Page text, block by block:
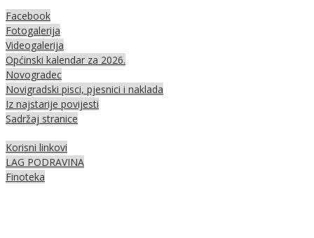
Facebook
Fotogalerija
Videogalerija
Općinski kalendar za 2026.
Novogradec
Novigradski pisci, pjesnici i naklada
Iz najstarije povijesti
Sadržaj stranice
Korisni linkovi
LAG PODRAVINA
Finoteka